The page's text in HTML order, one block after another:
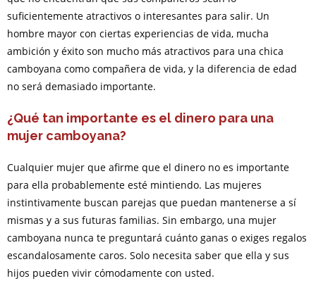
suficientemente atractivos o interesantes para salir. Un
hombre mayor con ciertas experiencias de vida, mucha
ambición y éxito son mucho más atractivos para una chica
camboyana como compañera de vida, y la diferencia de edad
no será demasiado importante.
¿Qué tan importante es el dinero para una
mujer camboyana?
Cualquier mujer que afirme que el dinero no es importante
para ella probablemente esté mintiendo. Las mujeres
instintivamente buscan parejas que puedan mantenerse a sí
mismas y a sus futuras familias. Sin embargo, una mujer
camboyana nunca te preguntará cuánto ganas o exiges regalos
escandalosamente caros. Solo necesita saber que ella y sus
hijos pueden vivir cómodamente con usted.